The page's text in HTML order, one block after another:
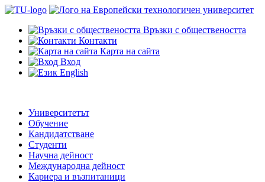
Връзки с обществеността
Контакти
Карта на сайта
Вход
English
Университетът
Обучение
Кандидатстване
Студенти
Научна дейност
Международна дейност
Кариера и възпитаници